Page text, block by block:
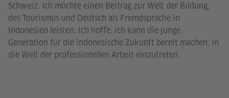
Schweiz. Ich möchte einen Beitrag zur Welt der Bildung,
des Tourismus und Deutsch als Fremdsprache in
Indonesien leisten. Ich hoffe, ich kann die junge
Generation für die indonesische Zukunft bereit machen, in
die Welt der professionellen Arbeit einzutreten.